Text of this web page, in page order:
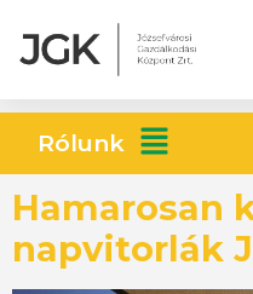
Rólunk
Hamarosan
napvitorlák